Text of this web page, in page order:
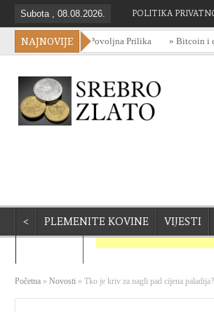
Subota , 08.08.2026. POLITIKA
NAJNOVIJE
u Srebro: Povoljna Prilika » Bitcoin i dalje
< PLEMENITE KOVINE VIJESTI
Početna » Novosti » Tko je kriv za nagli pad cijena paladija?